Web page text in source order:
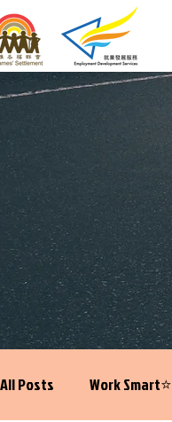
All Posts Work Smart⭐️